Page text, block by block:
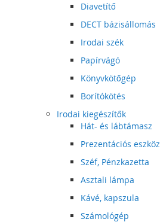
Diavetítő
DECT bázisállomás
Irodai szék
Papírvágó
Könyvkötőgép
Borítókötés
Irodai kiegészítők
Hát- és lábtámasz
Prezentációs eszköz
Széf, Pénzkazetta
Asztali lámpa
Kávé, kapszula
Számológép